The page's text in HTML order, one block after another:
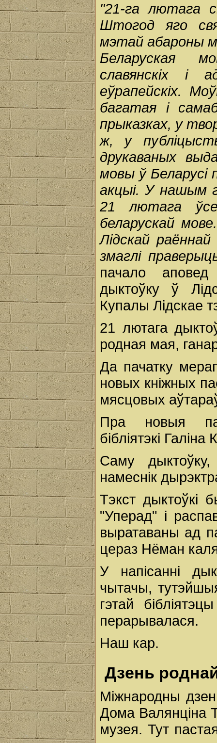
"21-га лютага
Штогод яго
мэтай абароны
Беларуская
славянскіх і
еўрапейскіх.
багатая і
прыказках, у
ж, у
друкаваных
мовы ў Беларусі
акцыі. У нашым
21 лютага ўсе
беларускай
Лідскай раённай
змаглі
пачало
дыктоўку ў
Купалы Лідскае
21 лютага
родная мая,
Да пачатку
новых кніжных
мясцовых
Пра новыя
бібліятэкі
Саму
намеснік
Тэкст дыктоўкі
"Уперад" і
выратаваны ад
цераз Нёман
У напісанні
чытачы,
гэтай
перарывалася.
Наш кар.
Дзень
Міжнародны
Дома Валянціна
музея. Тут